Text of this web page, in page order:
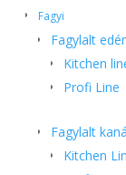
Fagyi
Fagylalt
Kitchen
Profi Line
Fagylalt
Kitchen